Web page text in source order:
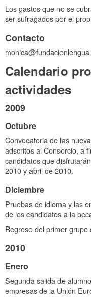
Los gastos que no se
ser sufragados por el
Contacto
Calendario
actividades
2009
Octubre
Convocatoria de las
adscritos al Consorcio, a
candidatos que
2010 y abril de 2010.
Diciembre
Pruebas de idioma y las
de los candidatos a la
Regreso del primer grupo
2010
Enero
Segunda salida de
empresas de la Unión